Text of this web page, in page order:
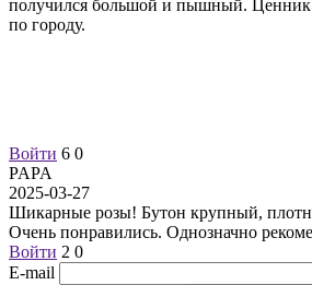
получился большой и пышный.
по городу.
Войти 6 0
PAPA
2025-03-27
Шикарные розы! Бутон крупный,
Очень понравились. Однозначно
Войти 2 0
E-mail